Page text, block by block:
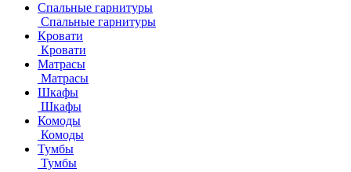
Спальные гарнитуры
Спальные гарнитуры
Кровати
Кровати
Матрасы
Матрасы
Шкафы
Шкафы
Комоды
Комоды
Тумбы
Тумбы